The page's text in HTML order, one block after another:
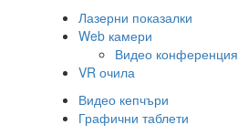
Лазерни показалки
Web камери
Видео конференция
VR очила
Видео кепчъри
Графични таблети